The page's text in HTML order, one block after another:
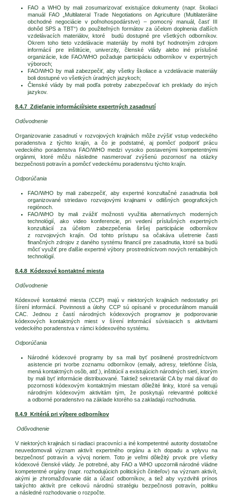
FAO a WHO by mali zosumarizovať existujúce dokumenty (napr. školiaci
manuál FAO „Multilateral Trade Negotiations on Agriculture (Multilaterálne
obchodné negociácie v poľnohospodárstve) – pomocný manuál, časť III
dohôd SPS a TBT“) do použiteľných formátov za účelom doplnenia ďalších
vzdelávacích materiálov, ktoré budú dostupné pre všetkých odborníkov.
Okrem toho tieto vzdelávacie materiály by mohli byť hodnotným zdrojom
informácií pre inštitúcie, univerzity, členské vlády alebo iné príslušné
organizácie, kde FAO/WHO požaduje participáciu odborníkov v expertných
výboroch;
FAO/WHO by mali zabezpečiť, aby všetky školiace a vzdelávacie materiály
boli dostupné vo všetkých úradných jazykoch;
Členské vlády by mali podľa potreby zabezpečovať ich preklady do iných
jazykov.
8.4.7 Zdieľanie informácií/siete expertných zasadnutí
Odôvodnenie
Organizovanie zasadnutí v rozvojových krajinách môže zvýšiť vstup vedeckého
poradenstva z týchto krajín, a čo je podstatné, aj pomôcť podporiť prácu
vedeckého poradenstva FAO/WHO medzi vysoko postavenými kompetentnými
orgánmi, ktoré môžu následne nasmerovať zvýšenú pozornosť na otázky
bezpečnosti potravín a pomôcť vedeckému poradenstvu týchto krajín.
Odporúčania
FAO/WHO by mali zabezpečiť, aby expertné konzultačné zasadnutia boli
organizované striedavo rozvojovými krajinami v odlišných geografických
regiónoch.
FAO/WHO by mali zvážiť možnosti využitia alternatívnych moderných
technológií, ako video konferencie, pri vedení príslušných expertných
konzultácií za účelom zabezpečenia širšej participácie odborníkov
z rozvojových krajín. Od tohto prístupu sa očakáva ušetrenie časti
finančných zdrojov z daného systému financií pre zasadnutia, ktoré sa budú
môcť využiť pre ďalšie expertné výbory prostredníctvom nových rentabilných
technológií.
8.4.8 Kódexové kontaktné miesta
Odôvodnenie
Kódexové kontaktné miesta (CCP) majú v niektorých krajinách nedostatky pri
šírení informácií. Povinnosti a úlohy CCP sú opísané v procedurálnom manuáli
CAC. Jednou z častí národných kódexových programov je podporovanie
kódexových kontaktných miest v šírení informácií súvisiacich s aktivitami
vedeckého poradenstva v rámci kódexového systému.
Odporúčania
Národné kódexové programy by sa mali byť posilnené prostredníctvom
asistencie pri tvorbe zoznamu odborníkov (emaily, adresy, telefónne čísla,
mená kontaktných osôb, atď.), inštitúcií a existujúcich národných sietí, ktorým
by mali byť informácie distribuované. Taktiež sekretariát CA by mal dávať do
pozornosti kódexovým kontaktným miestam dôležité linky, ktoré sa venujú
národným kódexovým aktivitám tým, že poskytujú relevantné politické
a odborné poradenstvo na základe ktorého sa zakladajú rozhodnutia.
8.4.9 Kritériá pri výbere odborníkov
Odôvodnenie
V niektorých krajinách si riadiaci pracovníci a iné kompetentné autority dostatočne
neuvedomovali význam aktivít expertného orgánu a ich dopadu a vplyvu na
bezpečnosť potravín a vývoj noriem. Toto je veľmi dôležitý prvok pre všetky
kódexové členské vlády. Je potrebné, aby FAO a WHO upozornili národné vládne
kompetentné orgány (napr. rozhodujúcich politických činiteľov) na význam aktivít,
akými je zhromažďovanie dát a účasť odborníkov, a tiež aby vyzdvihli prínos
takýchto aktivít pre celkovú národnú stratégiu bezpečnosti potravín, politiku
a následné rozhodovanie o rozpočte.